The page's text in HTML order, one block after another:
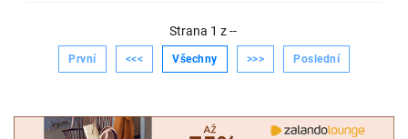
Strana 1 z--
První <<< Všechny >>> Poslední